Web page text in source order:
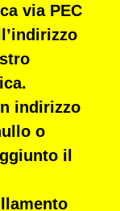
via PEC
indirizzo
o
il